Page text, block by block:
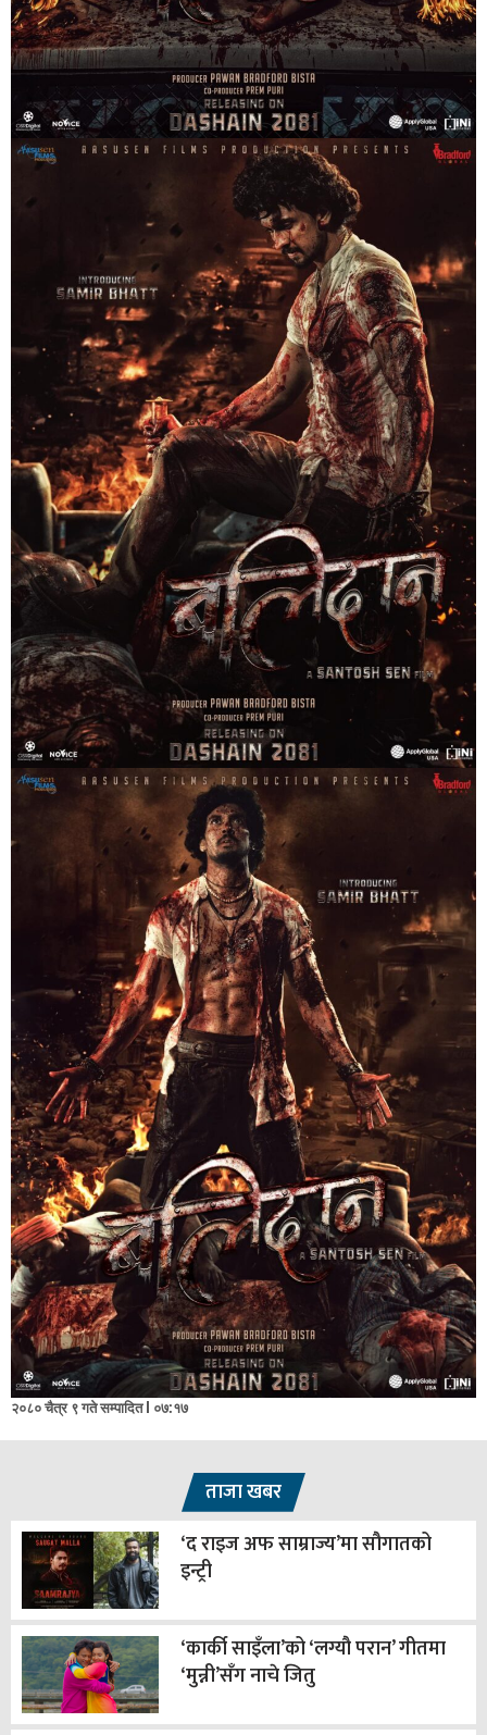
२०८० चैत्र ९ गते सम्पादित l ०७:१७
ताजा खबर
‘द राइज अफ साम्राज्य’मा सौगातको
इन्ट्री
‘कार्की साइँला’को ‘लग्यौ परान’ गीतमा
‘मुन्नी’सँग नाचे जितु